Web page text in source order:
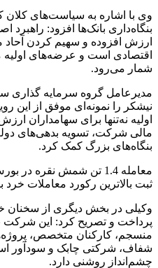
وی با اشاره به سیاست‌های
بنگاه‌داری بانک‌ها افزود: راهبرد
ارزش افزوده و سهیم کردن آحاد
اقتصادی است و عرضه‌های اولیه
شمار می‌رود.
مدیرعامل گروه سرمایه گذاری
نیشکر را نمونه‌ای موفق از این
اولیه نه‌تنها برای سهامداران
مالی شرکت، تسویه بدهی‌های
بنگاه‌های بزرگ کمک کرد.
معامله 1.4 تن شمش نقره در بورس کالا
ثبت بالاترین رکورد معاملات
وکیلی در بخش دیگری از سخنان
پرداخت و تصریح کرد: این شرکت
منسجم، کارکنان متخصص،
شفاف، شرکتی چابک و سودآور
چشم‌انداز روشنی دارد.